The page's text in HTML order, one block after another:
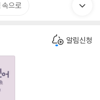
속으로
알림신청